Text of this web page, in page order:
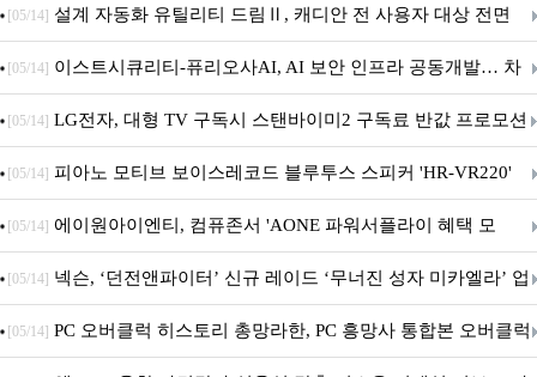
5600MHz 16GB 출시
[05/14] 설계 자동화 유틸리티 드림Ⅱ, 캐디안 전 사용자 대상 전면
무상 배포
[05/14] 이스트시큐리티-퓨리오사AI, AI 보안 인프라 공동개발… 차
세대 AI 보안 플랫폼 구축
[05/14] LG전자, 대형 TV 구독시 스탠바이미2 구독료 반값 프로모션
[05/14] 피아노 모티브 보이스레코드 블루투스 스피커 'HR-VR220'
출시
[05/14] 에이원아이엔티, 컴퓨존서 'AONE 파워서플라이 혜택 모
음.ZIP' 이벤트 진행
[05/14] 넥슨, ‘던전앤파이터’ 신규 레이드 ‘무너진 성자 미카엘라’ 업
데이트!
[05/14] PC 오버클럭 히스토리 총망라한, PC 흥망사 통합본 오버클럭